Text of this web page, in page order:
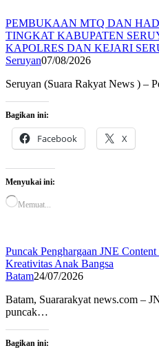
PEMBUKAAN MTQ DAN
TINGKAT KABUPATEN
KAPOLRES DAN KEJARI
Seruyan07/08/2026
Seruyan (Suara Rakyat News ) –
Bagikan ini:
Facebook X
Menyukai ini:
Memuat...
Puncak Penghargaan JNE
Kreativitas Anak Bangsa
Batam24/07/2026
Batam, Suararakyat news.com –
puncak…
Bagikan ini: